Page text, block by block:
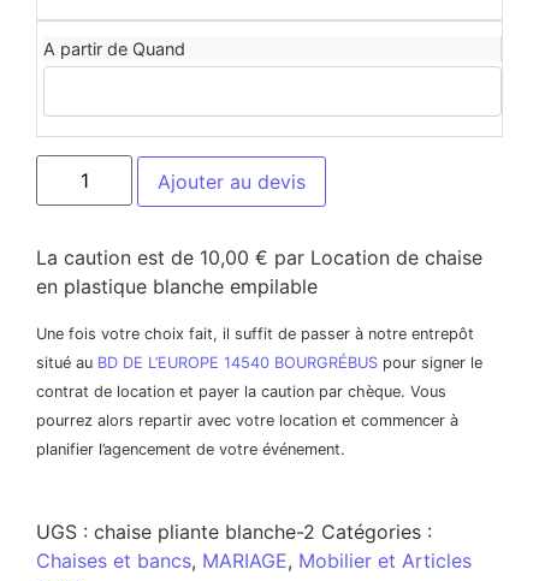
A partir de Quand
Ajouter au devis
La caution est de 10,00 € par Location de chaise
en plastique blanche empilable
Une fois votre choix fait, il suffit de passer à notre entrepôt
situé au BD DE L’EUROPE 14540 BOURGRÉBUS pour signer le
contrat de location et payer la caution par chèque. Vous
pourrez alors repartir avec votre location et commencer à
planifier l’agencement de votre événement.
UGS : chaise pliante blanche-2 Catégories :
Chaises et bancs, MARIAGE, Mobilier et Articles